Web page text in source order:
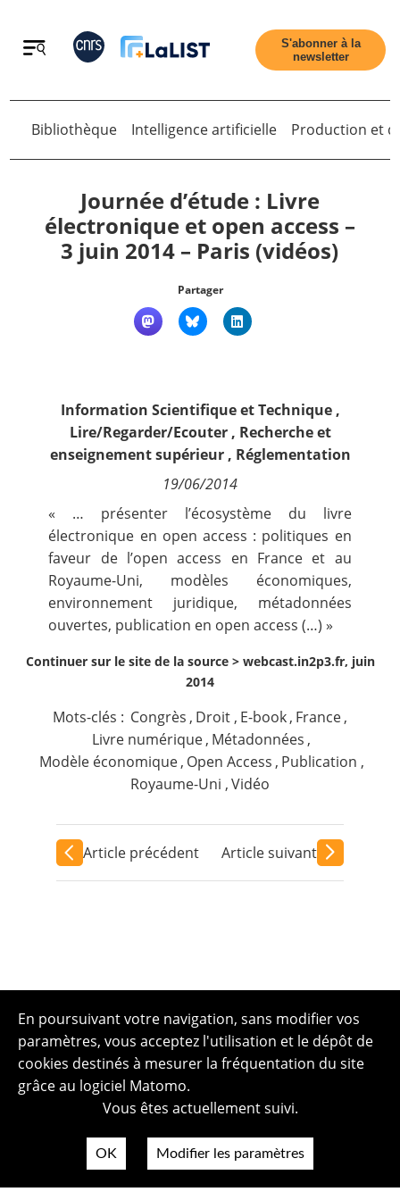
Retour
Accueil
Contact
Nous suivre
S'abonner à la
newsletter
Retour
Bibliothèque Intelligence artificielle Production et
Journée d’étude : Livre
électronique et open access –
3 juin 2014 – Paris (vidéos)
Partager
Information Scientifique et Technique,
Lire/Regarder/Ecouter, Recherche et
enseignement supérieur, Réglementation
19/06/2014
« … présenter l’écosystème du livre
électronique en open access : politiques en
faveur de l’open access en France et au
Royaume-Uni, modèles économiques,
environnement juridique, métadonnées
ouvertes, publication en open access (…) »
Continuer sur le site de la source > webcast.in2p3.fr, juin
2014
Mots-clés : Congrès , Droit , E-book, France,
Livre numérique, Métadonnées ,
Modèle économique, Open Access , Publication ,
Royaume-Uni ,Vidéo
Article précédent Article suivant
En poursuivant votre navigation, sans modifier vos
paramètres, vous acceptez l'utilisation et le dépôt de
cookies destinés à mesurer la fréquentation du site
grâce au logiciel Matomo.
Vous êtes actuellement suivi.
OK Modifier les paramètres